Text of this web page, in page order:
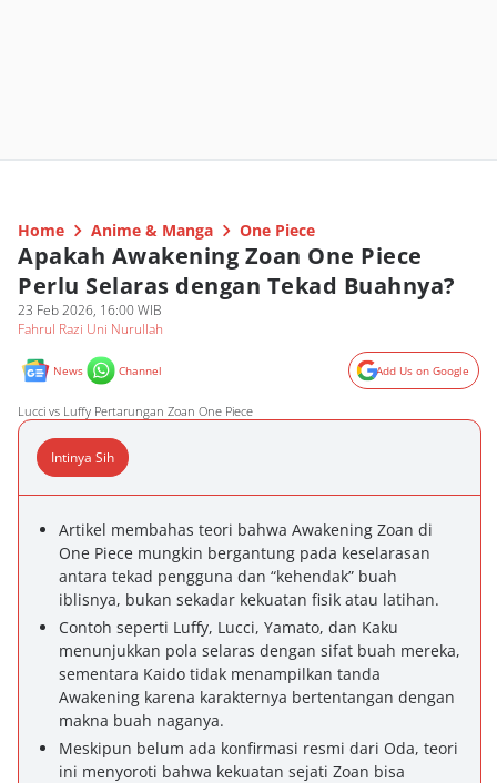
Home Anime & Manga One Piece
Apakah Awakening Zoan One Piece
Perlu Selaras dengan Tekad Buahnya?
23 Feb 2026, 16:00 WIB
Fahrul Razi Uni Nurullah
News Channel Add Us on Google
Lucci vs Luffy Pertarungan Zoan One Piece
Intinya Sih
Artikel membahas teori bahwa Awakening Zoan di
One Piece mungkin bergantung pada keselarasan
antara tekad pengguna dan “kehendak” buah
iblisnya, bukan sekadar kekuatan fisik atau latihan.
Contoh seperti Luffy, Lucci, Yamato, dan Kaku
menunjukkan pola selaras dengan sifat buah mereka,
sementara Kaido tidak menampilkan tanda
Awakening karena karakternya bertentangan dengan
makna buah naganya.
Meskipun belum ada konfirmasi resmi dari Oda, teori
ini menyoroti bahwa kekuatan sejati Zoan bisa